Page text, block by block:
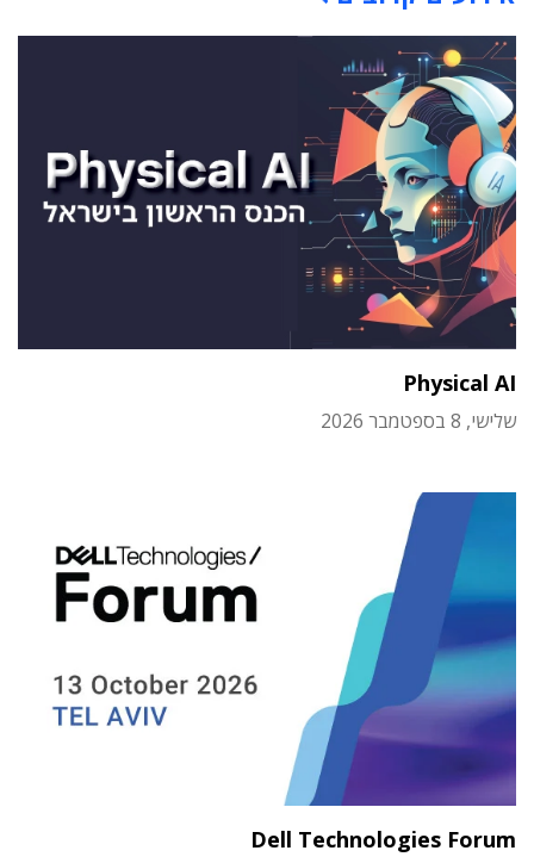
Physical AI
שלישי, 8 בספטמבר 2026
Dell Technologies Forum